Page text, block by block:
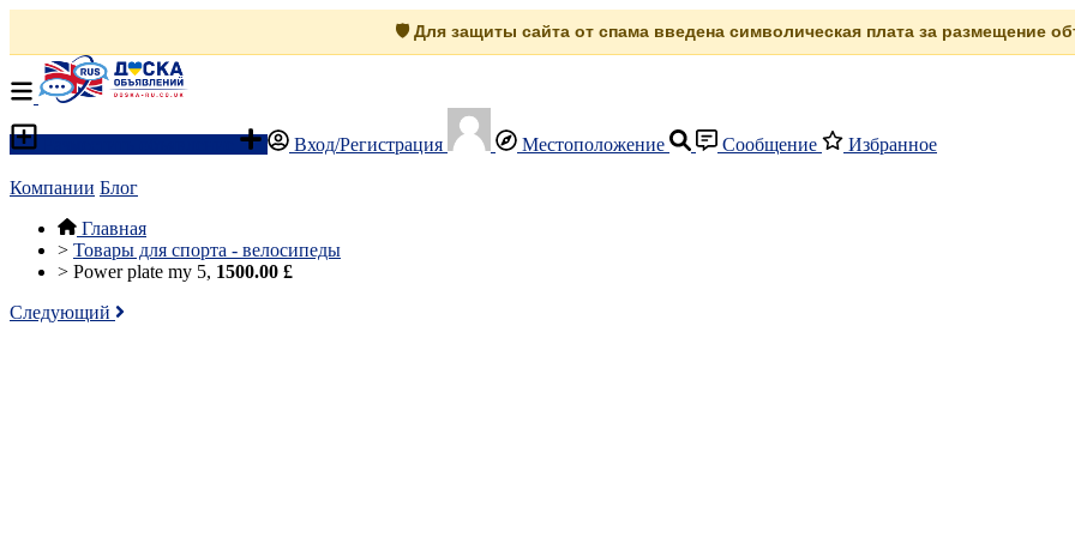
🛡️ Для защиты сайта от спама введена символическая плата за размещение
Вход/Регистрация Местоположение Сообщение Избранное
Компании Блог
Главная
> Товары для спорта - велосипеды
> Power plate my 5, 1500.00 £
Следующий